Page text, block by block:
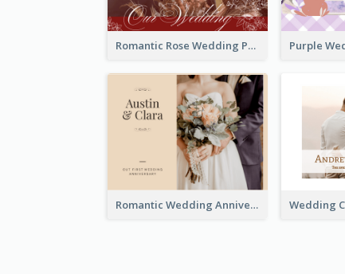
Romantic Rose Wedding Photo Book
Romantic Wedding Anniversary Photo Book